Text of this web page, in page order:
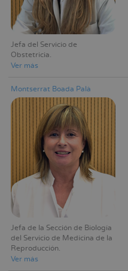
Jefa del Servicio de
Obstetricia
Ver más
Montserrat Boada Palà
Jefa de la Sección de Biología
del Servicio de Medicina de la
Reproducción
Ver más